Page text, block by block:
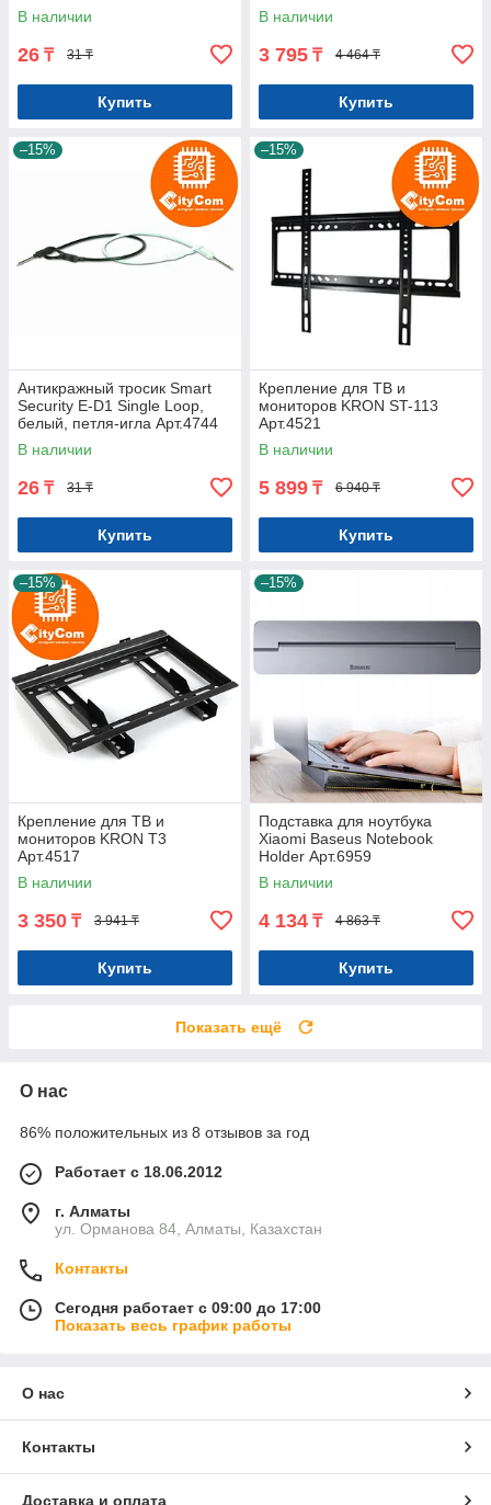
В наличии
26 ₸ 31 ₸
Купить
В наличии
3 795 ₸ 4 464 ₸
Купить
–15%
Антикражный тросик Smart
Security E-D1 Single Loop,
белый, петля-игла Арт.4744
В наличии
26 ₸ 31 ₸
Купить
–15%
Крепление для ТВ и
мониторов KRON ST-113
Арт.4521
В наличии
5 899 ₸ 6 940 ₸
Купить
–15%
Крепление для ТВ и
мониторов KRON T3
Арт.4517
В наличии
3 350 ₸ 3 941 ₸
Купить
–15%
Подставка для ноутбука
Xiaomi Baseus Notebook
Holder Арт.6959
В наличии
4 134 ₸ 4 863 ₸
Купить
Показать ещё
О нас
86% положительных из 8 отзывов за год
Работает с 18.06.2012
г. Алматы
ул. Орманова 84, Алматы, Казахстан
Контакты
Сегодня работает с 09:00 до 17:00
Показать весь график работы
О нас
Контакты
Доставка и оплата